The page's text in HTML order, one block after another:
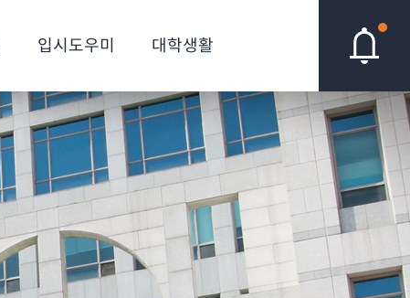
입시도우미 대학생활